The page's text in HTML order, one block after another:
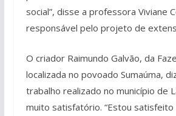
social”, disse a professora Viviane
responsável pelo projeto de
O criador Raimundo Galvão, da
localizada no povoado Sumaúma,
trabalho realizado no município de
muito satisfatório. “Estou satisfeito